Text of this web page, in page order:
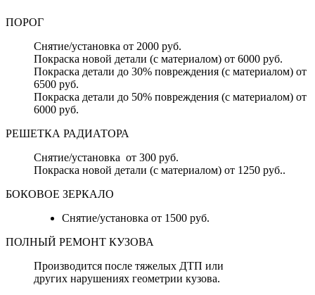
ПОРОГ
Снятие/установка от 2000 руб.
Покраска новой детали (с материалом) от 6000 руб.
Покраска детали до 30% повреждения (с материалом) от
6500 руб.
Покраска детали до 50% повреждения (с материалом) от
6000 руб.
РЕШЕТКА РАДИАТОРА
Снятие/установка от 300 руб.
Покраска новой детали (с материалом) от 1250 руб..
БОКОВОЕ ЗЕРКАЛО
Снятие/установка от 1500 руб.
ПОЛНЫЙ РЕМОНТ КУЗОВА
Производится после тяжелых ДТП или
других нарушениях геометрии кузова.